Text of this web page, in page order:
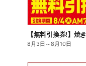
8月3日 ～8月10日